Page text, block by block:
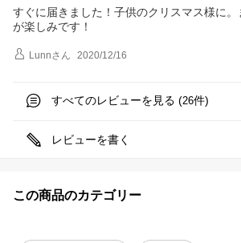
すぐに届きました！子供のクリスマス様に
が楽しみです！
Lunnさん 2020/12/16
すべてのレビューを見る (26件)
レビューを書く
この商品のカテゴリー